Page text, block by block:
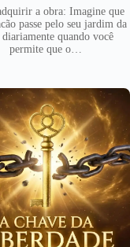
a obra: Imagine que
passe pelo seu jardim da
quando você
permite que o…